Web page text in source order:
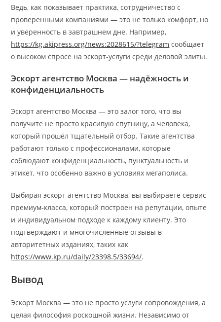
Ведь, как показывает практика, сотрудничество с
проверенными компаниями — это не только комфорт, но
и уверенность в завтрашнем дне. Например,
https://kg.akipress.org/news:2028615/?telegram сообщает
о высоком спросе на эскорт-услуги среди деловой элиты.
Эскорт агентство Москва — надёжность и
конфиденциальность
Эскорт агентство Москва — это залог того, что вы
получите не просто красивую спутницу, а человека,
который прошёл тщательный отбор. Такие агентства
работают только с профессионалами, которые
соблюдают конфиденциальность, пунктуальность и
этикет, что особенно важно в условиях мегаполиса.
Выбирая эскорт агентство Москва, вы выбираете сервис
премиум-класса, который построен на репутации, опыте
и индивидуальном подходе к каждому клиенту. Это
подтверждают и многочисленные отзывы в
авторитетных изданиях, таких как
https://www.kp.ru/daily/23398.5/33694/.
Вывод
Эскорт Москва — это не просто услуги сопровождения, а
целая философия роскошной жизни. Независимо от